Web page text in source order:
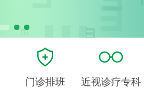
门诊排班 近视诊疗专科